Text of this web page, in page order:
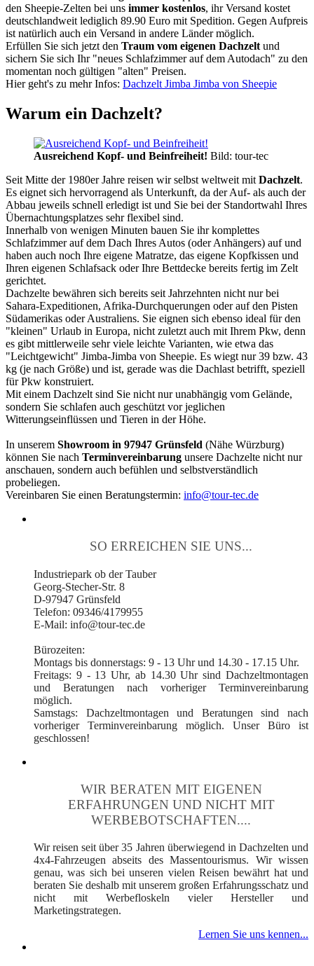
den Sheepie-Zelten bei uns immer kostenlos, ihr Versand kostet
deutschlandweit lediglich 89.90 Euro mit Spedition. Gegen Aufpreis
ist natürlich auch ein Versand in andere Länder möglich.
Erfüllen Sie sich jetzt den Traum vom eigenen Dachzelt und
sichern Sie sich Ihr "neues Schlafzimmer auf dem Autodach" zu den
momentan noch gültigen "alten" Preisen.
Hier geht's zu mehr Infos: Dachzelt Jimba Jimba von Sheepie
Warum ein Dachzelt?
Ausreichend Kopf- und Beinfreiheit! Bild: tour-tec
Seit Mitte der 1980er Jahre reisen wir selbst weltweit mit Dachzelt.
Es eignet sich hervorragend als Unterkunft, da der Auf- als auch der
Abbau jeweils schnell erledigt ist und Sie bei der Standortwahl Ihres
Übernachtungsplatzes sehr flexibel sind.
Innerhalb von wenigen Minuten bauen Sie ihr komplettes
Schlafzimmer auf dem Dach Ihres Autos (oder Anhängers) auf und
haben auch noch Ihre eigene Matratze, das eigene Kopfkissen und
Ihren eigenen Schlafsack oder Ihre Bettdecke bereits fertig im Zelt
gerichtet.
Dachzelte bewähren sich bereits seit Jahrzehnten nicht nur bei
Sahara-Expeditionen, Afrika-Durchquerungen oder auf den Pisten
Südamerikas oder Australiens. Sie eignen sich ebenso ideal für den
"kleinen" Urlaub in Europa, nicht zuletzt auch mit Ihrem Pkw, denn
es gibt mittlerweile sehr viele leichte Varianten, wie etwa das
"Leichtgewicht" Jimba-Jimba von Sheepie. Es wiegt nur 39 bzw. 43
kg (je nach Größe) und ist, gerade was die Dachlast betrifft, speziell
für Pkw konstruiert.
Mit einem Dachzelt sind Sie nicht nur unabhängig vom Gelände,
sondern Sie schlafen auch geschützt vor jeglichen
Witterungseinflüssen und Tieren in der Höhe.
In unserem Showroom in 97947 Grünsfeld (Nähe Würzburg)
können Sie nach Terminvereinbarung unsere Dachzelte nicht nur
anschauen, sondern auch befühlen und selbstverständlich
probeliegen.
Vereinbaren Sie einen Beratungstermin: info@tour-tec.de
SO ERREICHEN SIE UNS...
Industriepark ob der Tauber
Georg-Stecher-Str. 8
D-97947 Grünsfeld
Telefon: 09346/4179955
E-Mail: info@tour-tec.de
Bürozeiten:
Montags bis donnerstags: 9 - 13 Uhr und 14.30 - 17.15 Uhr.
Freitags: 9 - 13 Uhr, ab 14.30 Uhr sind Dachzeltmontagen
und Beratungen nach vorheriger Terminvereinbarung
möglich.
Samstags: Dachzeltmontagen und Beratungen sind nach
vorheriger Terminvereinbarung möglich. Unser Büro ist
geschlossen!
WIR BERATEN MIT EIGENEN
ERFAHRUNGEN UND NICHT MIT
WERBEBOTSCHAFTEN....
Wir reisen seit über 35 Jahren überwiegend in Dachzelten und
4x4-Fahrzeugen abseits des Massentourismus. Wir wissen
genau, was sich bei unseren vielen Reisen bewährt hat und
beraten Sie deshalb mit unserem großen Erfahrungsschatz und
nicht mit Werbefloskeln vieler Hersteller und
Marketingstrategen.
Lernen Sie uns kennen...